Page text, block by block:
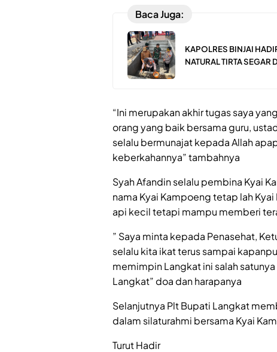
Baca Juga:
KAPOLRES BINJAI
NATURAL TIRTA SEGAR
“Ini merupakan akhir tugas saya
orang yang baik bersama guru,
selalu bermunajat kepada Allah
keberkahannya” tambahnya
Syah Afandin selalu pembina Kyai
nama Kyai Kampoeng tetap lah
api kecil tetapi mampu memberi
” Saya minta kepada Penasehat,
selalu kita ikat terus sampai
memimpin Langkat ini salah
Langkat” doa dan harapanya
Selanjutnya Plt Bupati Langkat
dalam silaturahmi bersama Kyai
Turut Hadir